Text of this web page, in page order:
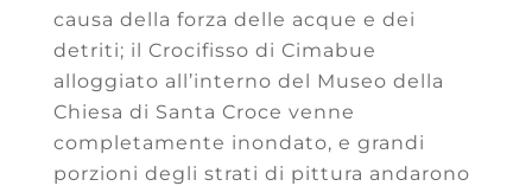
causa della forza delle acque e dei
detriti; il Crocifisso di Cimabue
alloggiato all’interno del Museo della
Chiesa di Santa Croce venne
completamente inondato, e grandi
porzioni degli strati di pittura andarono